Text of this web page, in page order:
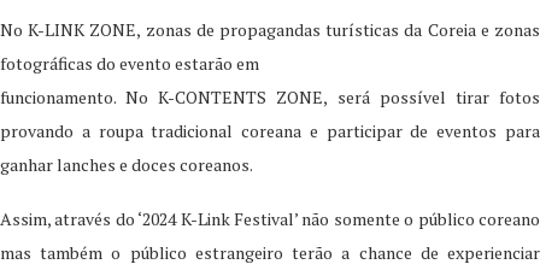
No K-LINK ZONE, zonas de propagandas turísticas da Coreia e zonas
fotográficas do evento estarão em
funcionamento. No K-CONTENTS ZONE, será possível tirar fotos
provando a roupa tradicional coreana e participar de eventos para
ganhar lanches e doces coreanos.
Assim, através do ‘2024 K-Link Festival’ não somente o público coreano
mas também o público estrangeiro terão a chance de experienciar